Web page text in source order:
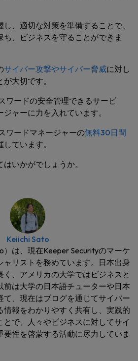
、適切な対策を準備することで、
、ビジネスを守ることができま
サイバー攻撃やサイバー脅威に対し
大切です。
ワードの安全管理できるサービ
ャーに力を入れています。
ワードマネージャーの無料30日間
しています。
いかがでしょうか。
Keiichi Sato
）は、現在Keeper Securityのマーケ
ャリストを務めています。日本出身
く、アメリカの大学ではビジネスと
前は大学の日本語チューターや日本
て、現在はブログを通じてサイバー
情報をわかりやすく共有し、実践的
とで、人々やビジネスに対してサイ
性を啓蒙する活動に尽力していま